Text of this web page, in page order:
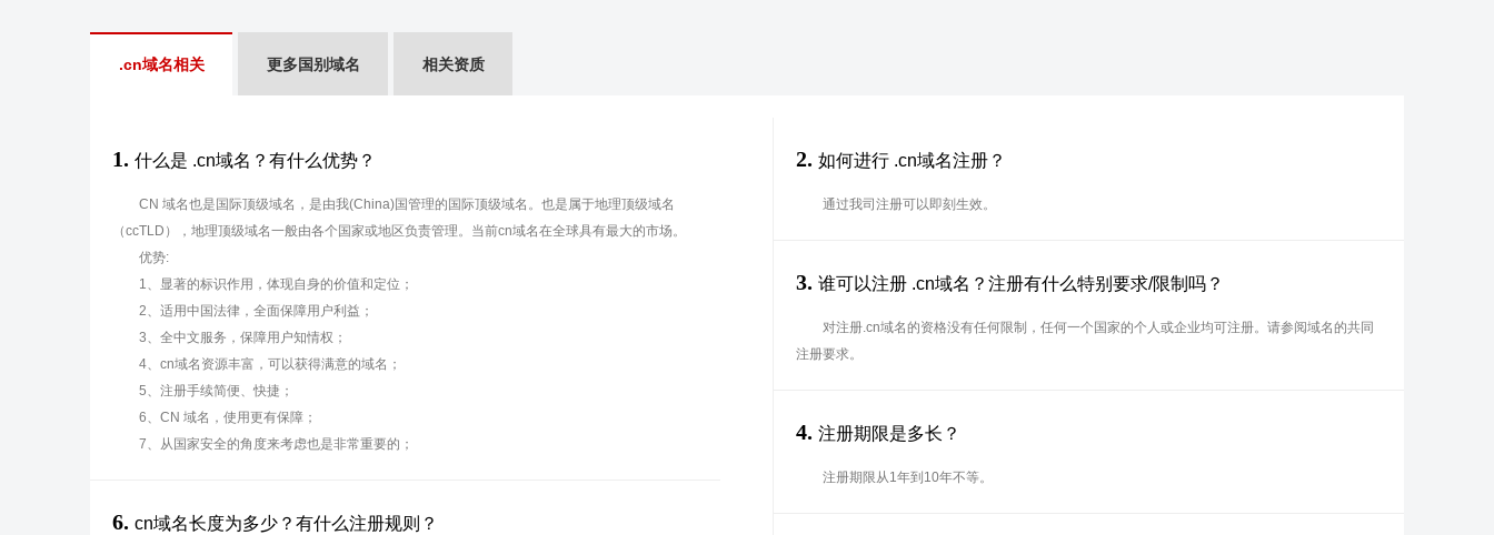
.cn域名相关 更多国别域名 相关资质
1. 什么是 .cn域名？有什么优势？
CN 域名也是国际顶级域名，是由我(China)国管理的国际顶级域名。也是属于地理顶级域名
（ccTLD），地理顶级域名一般由各个国家或地区负责管理。当前cn域名在全球具有最大的市场。
优势:
1、显著的标识作用，体现自身的价值和定位；
2、适用中国法律，全面保障用户利益；
3、全中文服务，保障用户知情权；
4、cn域名资源丰富，可以获得满意的域名；
5、注册手续简便、快捷；
6、CN 域名，使用更有保障；
7、从国家安全的角度来考虑也是非常重要的；
6. cn域名长度为多少？有什么注册规则？
2. 如何进行 .cn域名注册？
通过我司注册可以即刻生效。
3. 谁可以注册 .cn域名？注册有什么特别要求/限制吗？
对注册.cn域名的资格没有任何限制，任何一个国家的个人或企业均可注册。请参阅域名的共同
注册要求。
4. 注册期限是多长？
注册期限从1年到10年不等。